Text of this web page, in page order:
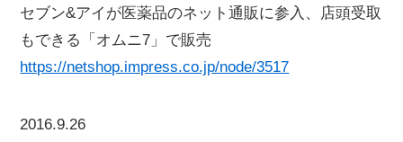
セブン&アイが医薬品のネット通販に参入、店頭受取
もできる「オムニ7」で販売
https://netshop.impress.co.jp/node/3517
2016.9.26